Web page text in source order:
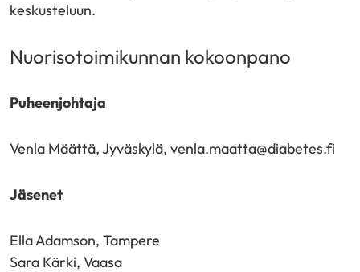
keskusteluun.
Nuorisotoimikunnan kokoonpano
Puheenjohtaja
Venla Määttä, Jyväskylä, venla.maatta@diabetes.fi
Jäsenet
Ella Adamson, Tampere
Sara Kärki, Vaasa